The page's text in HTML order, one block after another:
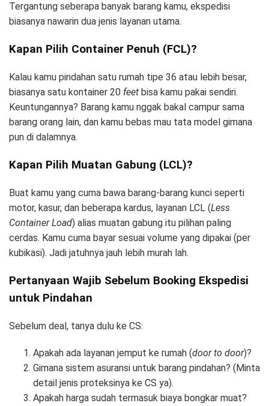
Tergantung seberapa banyak barang kamu, ekspedisi
biasanya nawarin dua jenis layanan utama.
Kapan Pilih Container Penuh (FCL)?
Kalau kamu pindahan satu rumah tipe 36 atau lebih besar,
biasanya satu kontainer 20 feet bisa kamu pakai sendiri.
Keuntungannya? Barang kamu nggak bakal campur sama
barang orang lain, dan kamu bebas mau tata model gimana
pun di dalamnya.
Kapan Pilih Muatan Gabung (LCL)?
Buat kamu yang cuma bawa barang-barang kunci seperti
motor, kasur, dan beberapa kardus, layanan LCL (Less
Container Load) alias muatan gabung itu pilihan paling
cerdas. Kamu cuma bayar sesuai volume yang dipakai (per
kubikasi). Jadi jatuhnya jauh lebih murah lah.
Pertanyaan Wajib Sebelum Booking Ekspedisi
untuk Pindahan
Sebelum deal, tanya dulu ke CS:
Apakah ada layanan jemput ke rumah (door to door)?
Gimana sistem asuransi untuk barang pindahan? (Minta
detail jenis proteksinya ke CS ya).
Apakah harga sudah termasuk biaya bongkar muat?